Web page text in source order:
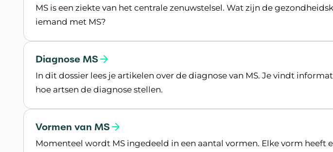
MS is een ziekte van het centrale zenuwstelsel. Wat zijn de
iemand met MS?
Diagnose MS
In dit dossier lees je artikelen over de diagnose van MS. Je vindt
hoe artsen de diagnose stellen.
Vormen van MS
Momenteel wordt MS ingedeeld in een aantal vormen. Elke vorm heeft